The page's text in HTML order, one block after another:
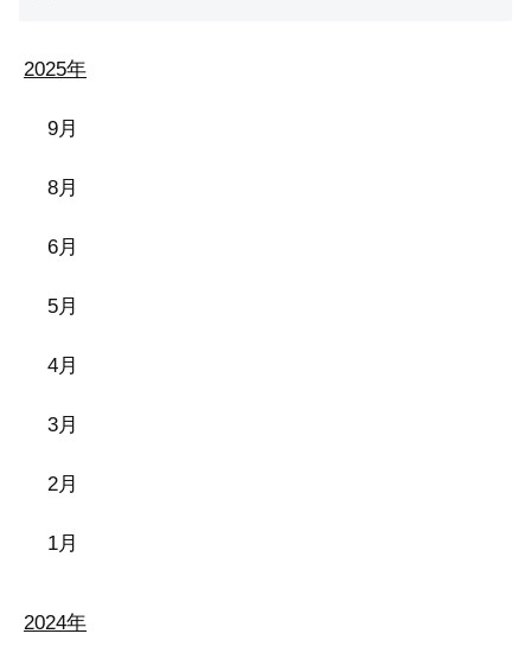
2025年
9月
8月
6月
5月
4月
3月
2月
1月
2024年